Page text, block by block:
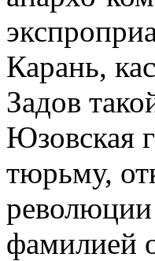
Карань,
Задов
Юзовская
тюрьму,
фамилией